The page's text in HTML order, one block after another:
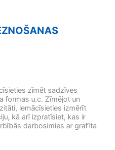
zīmēt sadzīves
formas u.c. Zīmējot un
iemācīsieties izmērīt
kā arī izpratīsiet, kas ir
darbosimies ar grafīta